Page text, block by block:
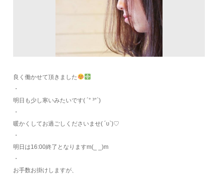
良く働かせて頂きました
・
明日も少し寒いみたいです( ´° ³°`)
・
暖かくしてお過ごしくださいませ( ´υ`)♡
・
明日は16:00終了となりますm(_ _)m
・
お手数お掛けしますが、